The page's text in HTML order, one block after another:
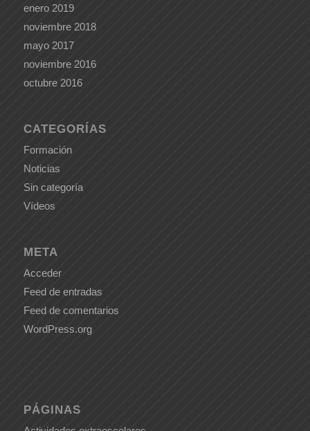
enero 2019
noviembre 2018
mayo 2017
noviembre 2016
octubre 2016
CATEGORÍAS
Formación
Noticias
Sin categoría
Vídeos
META
Acceder
Feed de entradas
Feed de comentarios
WordPress.org
PÁGINAS